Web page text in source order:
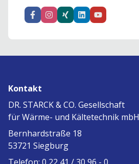
Kontakt
DR. STARCK & CO. Gesellschaft
für Wärme- und Kältetechnik mbH
Bernhardstraße 18
53721 Siegburg